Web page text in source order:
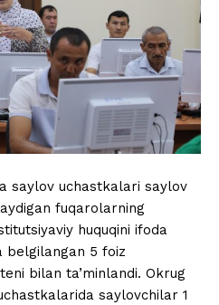
saylov uchastkalari saylov
fuqarolarning
huquqini ifoda
belgilangan 5 foiz
bilan ta’minlandi. Okrug
saylovchilar 1